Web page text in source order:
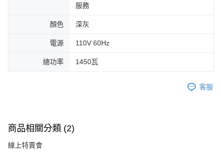
服務
顏色 深灰
電源 110V 60Hz
總功率 1450瓦
客服
商品相關分類 (2)
線上特賣會